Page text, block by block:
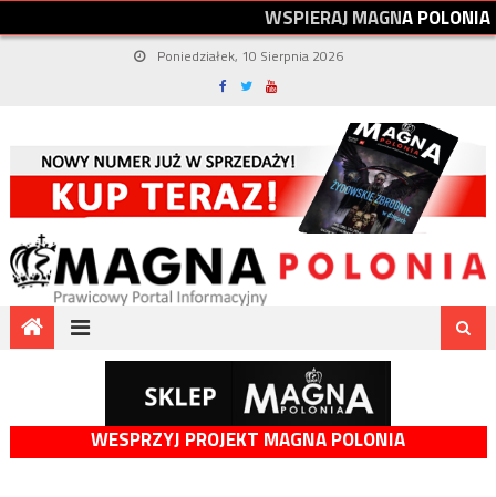
WSPIERAJMAGNAPOLONIA
Poniedziałek, 10 Sierpnia 2026
WESPRZYJ PROJEKT MAGNA POLONIA